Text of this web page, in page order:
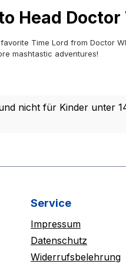
Doctor
Time Lord from Doctor
mashtastic adventures!
nicht für Kinder unter
Service
Impressum
Datenschutz
Widerrufsbelehrung